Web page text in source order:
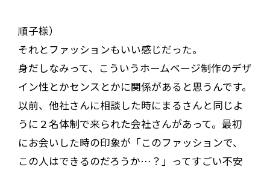
順子様）
それとファッションもいい感じだった。
身だしなみって、こういうホームページ制作のデザ
イン性とかセンスとかに関係があると思うんです。
以前、他社さんに相談した時にまるさんと同じよ
うに２名体制で来られた会社さんがあって。最初
にお会いした時の印象が「このファッションで、
この人はできるのだろうか…？」ってすごい不安